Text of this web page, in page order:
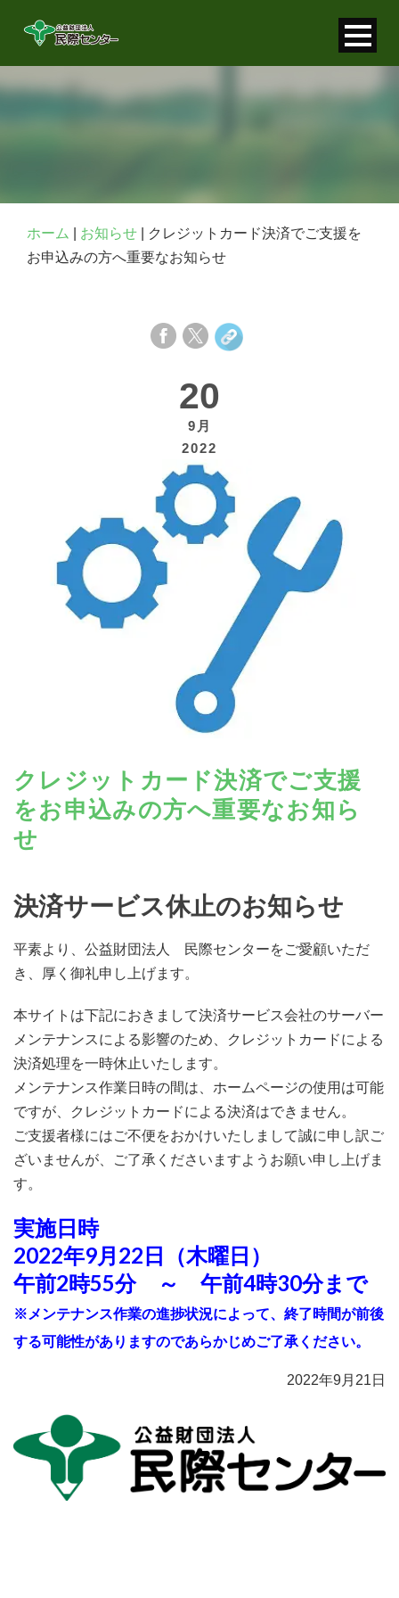
お問い合わせ
寄付する
ホーム お知らせ
クレジットカード決済でご支援を
お申込みの方へ重要なお知らせ
20
9月
2022
クレジットカード決済でご支援
をお申込みの方へ重要なお知ら
せ
決済サービス休止のお知らせ
平素より、公益財団法人 民際センターをご愛顧いただ
き、厚く御礼申し上げます。
本サイトは下記におきまして決済サービス会社のサーバー
メンテナンスによる影響のため、クレジットカードによる
決済処理を一時休止いたします。
メンテナンス作業日時の間は、ホームページの使用は可能
ですが、クレジットカードによる決済はできません。
ご支援者様にはご不便をおかけいたしまして誠に申し訳ご
ざいませんが、ご了承くださいますようお願い申し上げま
す。
実施日時
2022年9月22日（木曜日）
午前2時55分 ～ 午前4時30分まで
※メンテナンス作業の進捗状況によって、終了時間が前後
する可能性がありますのであらかじめご了承ください。
2022年9月21日